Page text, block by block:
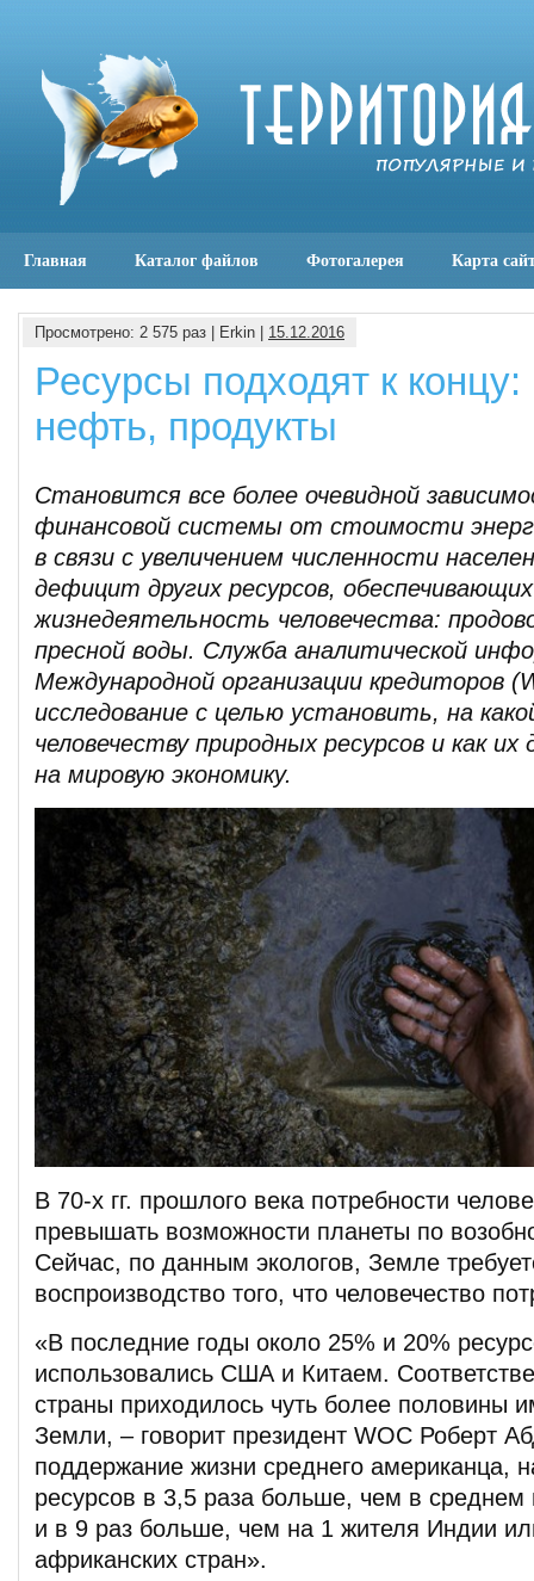
Главная Каталог файлов Фотогалерея Карта
Просмотрено: 2 575 раз | Erkin | 15.12.2016
Ресурсы подходят к
нефть, продукты
Становится все более очевидной
финансовой системы от стоимости
в связи с увеличением численности
дефицит других ресурсов, обеспечивающих
жизнедеятельность человечества:
пресной воды. Служба аналитической
Международной организации кредиторов
исследование с целью установить, на
человечеству природных ресурсов и как
на мировую экономику.
В 70-х гг. прошлого века потребности
превышать возможности планеты по
Сейчас, по данным экологов, Земле
воспроизводство того, что человечество
«В последние годы около 25% и 20%
использовались США и Китаем.
страны приходилось чуть более половины
Земли, – говорит президент WOC Роберт
поддержание жизни среднего американца,
ресурсов в 3,5 раза больше, чем в
и в 9 раз больше, чем на 1 жителя Индии
африканских стран».